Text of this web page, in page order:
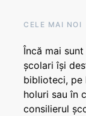
CELE MAI NOI
Încă mai
școlari își
biblioteci, pe
holuri sau în
consilierul